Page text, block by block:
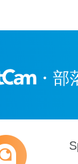
・ 部